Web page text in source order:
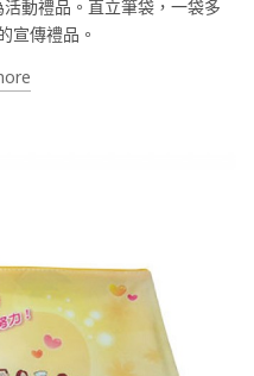
動禮品。直立筆袋，一袋多
宣傳禮品。